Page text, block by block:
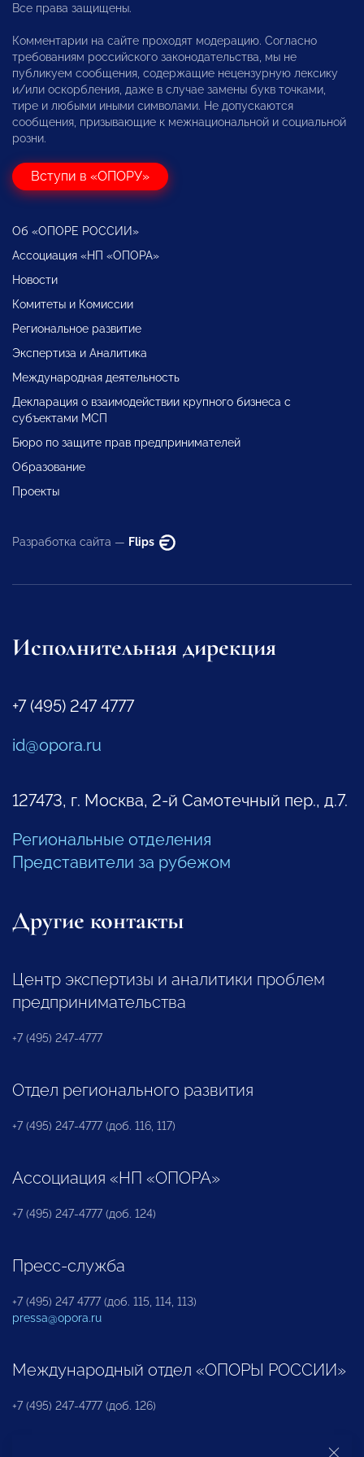
Все права защищены.
Комментарии на сайте проходят модерацию. Согласно
требованиям российского законодательства, мы не
публикуем сообщения, содержащие нецензурную лексику
и/или оскорбления, даже в случае замены букв точками,
тире и любыми иными символами. Не допускаются
сообщения, призывающие к межнациональной и социальной
розни.
Вступи в «ОПОРУ»
Об «ОПОРЕ РОССИИ»
Ассоциация «НП «ОПОРА»
Новости
Комитеты и Комиссии
Региональное развитие
Экспертиза и Аналитика
Международная деятельность
Декларация о взаимодействии крупного бизнеса с
субъектами МСП
Бюро по защите прав предпринимателей
Образование
Проекты
Разработка сайта — Flips
Исполнительная дирекция
+7 (495) 247 4777
id@opora.ru
127473, г. Москва, 2-й Самотечный пер., д.7.
Региональные отделения
Представители за рубежом
Другие контакты
Центр экспертизы и аналитики проблем
предпринимательства
+7 (495) 247-4777
Отдел регионального развития
+7 (495) 247-4777 (доб. 116, 117)
Ассоциация «НП «ОПОРА»
+7 (495) 247-4777 (доб. 124)
Пресс-служба
+7 (495) 247 4777 (доб. 115, 114, 113)
pressa@opora.ru
Международный отдел «ОПОРЫ РОССИИ»
+7 (495) 247-4777 (доб. 126)